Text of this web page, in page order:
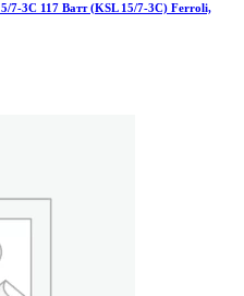
7-3C 117 Ватт (KSL 15/7-3С) Ferroli,